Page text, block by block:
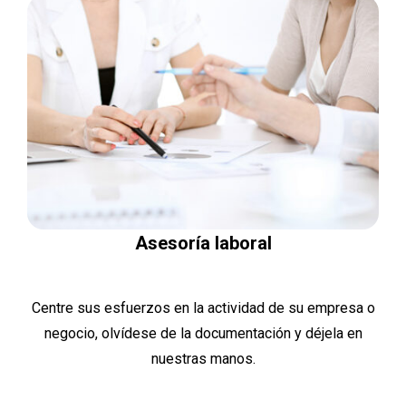
Asesoría laboral
Centre sus esfuerzos en la actividad de su empresa o
negocio, olvídese de la documentación y déjela en
nuestras manos.